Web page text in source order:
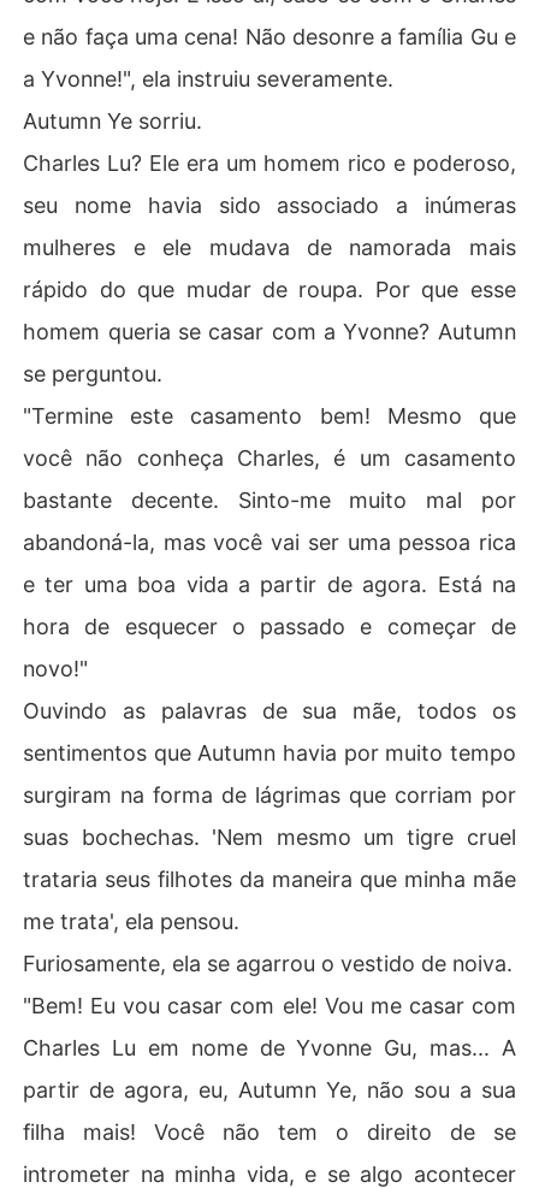
e não faça uma cena! Não desonre a família Gu e
a Yvonne!", ela instruiu severamente.
Autumn Ye sorriu.
Charles Lu? Ele era um homem rico e poderoso,
seu nome havia sido associado a inúmeras
mulheres e ele mudava de namorada mais
rápido do que mudar de roupa. Por que esse
homem queria se casar com a Yvonne? Autumn
se perguntou.
"Termine este casamento bem! Mesmo que
você não conheça Charles, é um casamento
bastante decente. Sinto-me muito mal por
abandoná-la, mas você vai ser uma pessoa rica
e ter uma boa vida a partir de agora. Está na
hora de esquecer o passado e começar de
novo!"
Ouvindo as palavras de sua mãe, todos os
sentimentos que Autumn havia por muito tempo
surgiram na forma de lágrimas que corriam por
suas bochechas. 'Nem mesmo um tigre cruel
trataria seus filhotes da maneira que minha mãe
me trata', ela pensou.
Furiosamente, ela se agarrou o vestido de noiva.
"Bem! Eu vou casar com ele! Vou me casar com
Charles Lu em nome de Yvonne Gu, mas... A
partir de agora, eu, Autumn Ye, não sou a sua
filha mais! Você não tem o direito de se
intrometer na minha vida, e se algo acontecer